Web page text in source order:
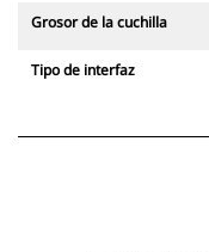
Grosor de la cuchilla
Tipo de interfaz